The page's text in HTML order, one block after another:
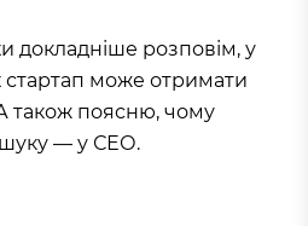
докладніше розповім, у
стартап може отримати
також поясню, чому
— у СЕО.